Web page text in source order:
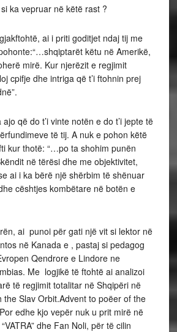
ka vepruar në këtë rast ?
ai i priti goditjet ndaj tij me
këtu në Amerikë,
mirë. Kur njerëzit e regjimit
cpifje dhe intriga që t’i ftohnin prej
që do t’i vinte notën e do t’i jepte të
të tij. A nuk e pohon këtë
kur thotë: “…po ta shohim punën
në tërësi dhe me objektivitet,
ai i ka bërë një shërbim të shënuar
cështjes kombëtare në botën e
ai punoi për gati një vit si lektor në
në Kanada e , pastaj si pedagog
Qendrore e Lindore ne
Me logjikë të ftohtë ai analizoi
të regjimit totalitar në Shqipëri në
the Slav Orbit.Advent to poëer of the
edhe kjo vepër nuk u prit mirë në
dhe Fan Noli, për të cilin